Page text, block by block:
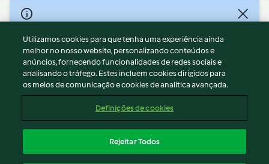
© Copyright 2026
Termos de Utilização
Aviso sobre Proteção de Dados
Aviso
Apoio legal
Conteúdo do relatório
Declaração de acessibilidade
Utilizamos cookies para que tenha uma experiência ainda
melhor no nosso website, personalizando conteúdos e
anúncios, fornecendo funcionalidades de redes sociais e
analisando o tráfego. Estes incluem cookies dirigidos para
os meios de comunicação e cookies de analítica avançada.
Definições de cookies
Rejeitar Todos